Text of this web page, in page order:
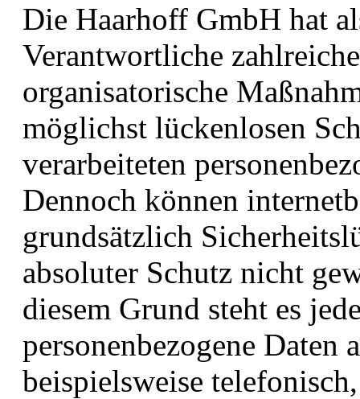
Die Haarhoff GmbH hat
Verantwortliche
organisatorische
möglichst lückenlosen
verarbeiteten
Dennoch können
grundsätzlich
absoluter Schutz nicht
diesem Grund steht es
personenbezogene Daten
beispielsweise